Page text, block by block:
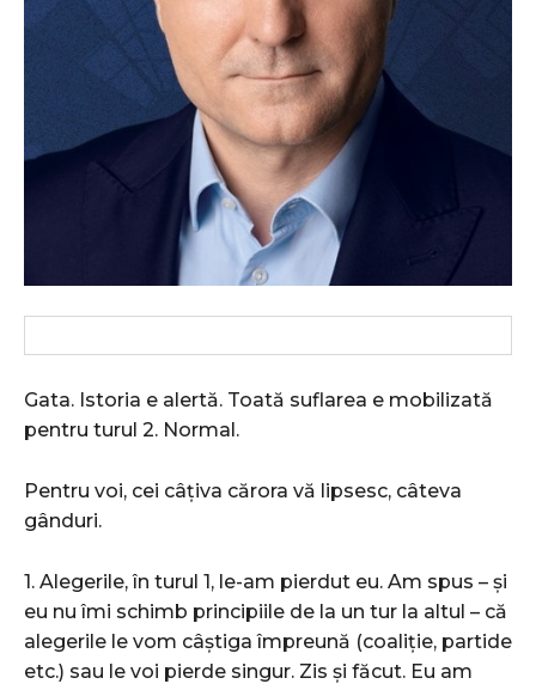
Gata. Istoria e alertă. Toată suflarea e mobilizată
pentru turul 2. Normal.
Pentru voi, cei câțiva cărora vă lipsesc, câteva
gânduri.
1. Alegerile, în turul 1, le-am pierdut eu. Am spus – și
eu nu îmi schimb principiile de la un tur la altul – că
alegerile le vom câștiga împreună (coaliție, partide
etc.) sau le voi pierde singur. Zis și făcut. Eu am